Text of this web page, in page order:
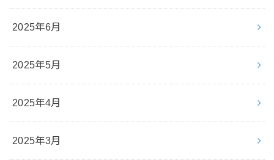
2025年6月
2025年5月
2025年4月
2025年3月